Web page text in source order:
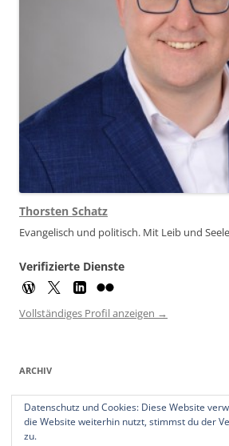
Thorsten Schatz
Evangelisch und politisch. Mit Leib und
Verifizierte Dienste
Vollständiges Profil anzeigen →
ARCHIV
Archiv
Datenschutz und Cookies: Diese Website
die Website weiterhin nutzt, stimmst du der
zu.